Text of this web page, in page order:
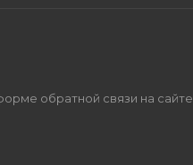
обратной связи на сайте